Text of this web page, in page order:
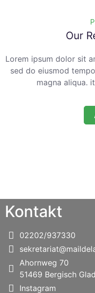
Our
Lorem ipsum dolor sit
sed do eiusmod
magna aliqua.
Kontakt
02202/937330
Ahornweg 70
51469 Bergisch
Instagram